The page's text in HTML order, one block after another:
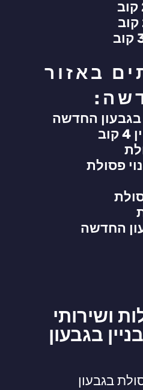
באזור
בגבעון החדשה
פסולת
החדשה
ושירותי
בגבעון
בגבעון